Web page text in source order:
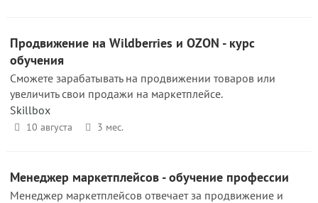
Продвижение на Wildberries и OZON - курс
обучения
Сможете зарабатывать на продвижении товаров или
увеличить свои продажи на маркетплейсе.
Skillbox
10 августа 3 мес.
Менеджер маркетплейсов - обучение профессии
Менеджер маркетплейсов отвечает за продвижение и